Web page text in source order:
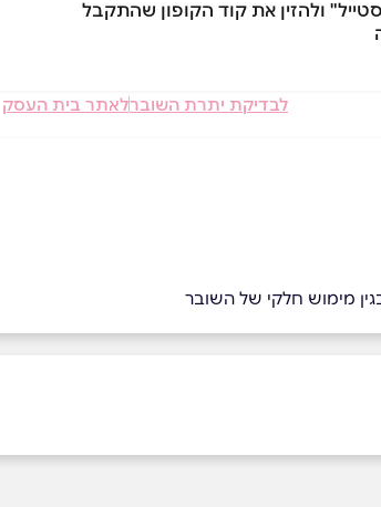
לבדיקת יתרת השוברלאתר בית העסק
מימוש חלקי של השובר